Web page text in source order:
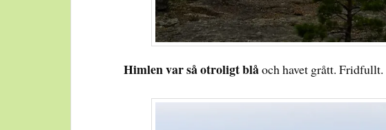
Himlen var så otroligt blåoch havet grått. Fridfullt.